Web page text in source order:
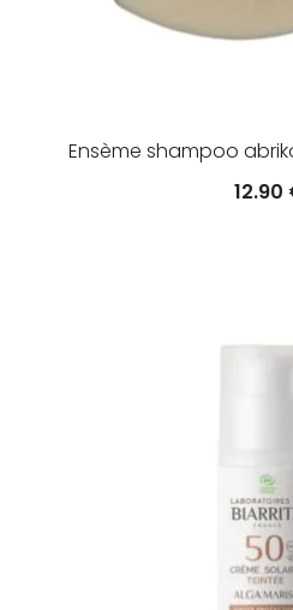
Ensème shampoo
12.90